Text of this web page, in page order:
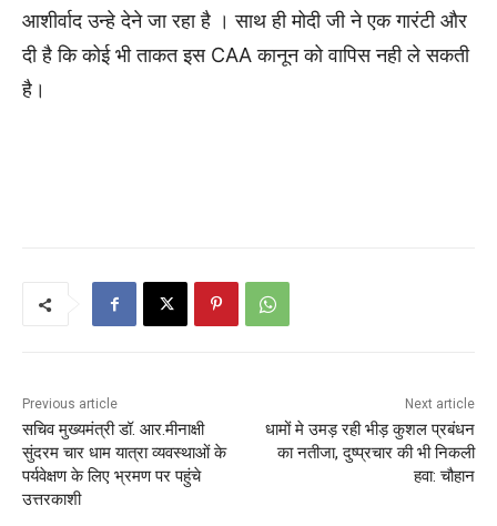
आशीर्वाद उन्हे देने जा रहा है । साथ ही मोदी जी ने एक गारंटी और
दी है कि कोई भी ताकत इस CAA कानून को वापिस नही ले सकती
है।
Previous article
सचिव मुख्यमंत्री डॉ. आर.मीनाक्षी
सुंदरम चार धाम यात्रा व्यवस्थाओं के
पर्यवेक्षण के लिए भ्रमण पर पहुंचे
उत्तरकाशी
Next article
धामों मे उमड़ रही भीड़ कुशल प्रबंधन
का नतीजा, दुष्प्रचार की भी निकली
हवा: चौहान